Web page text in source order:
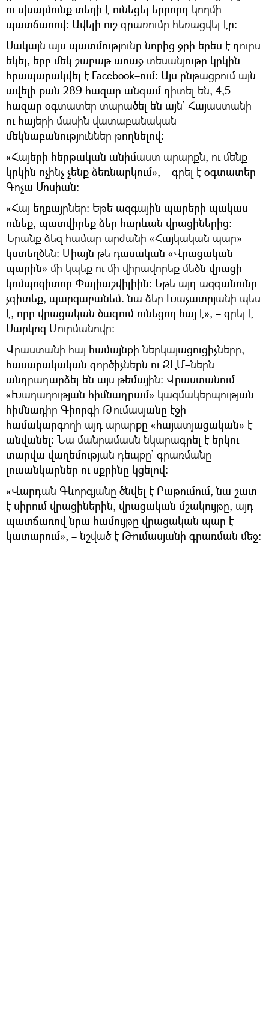
ու սխալմունք տեղի է ունեցել երրորդ կողմի
պատճառով։ Ավելի ուշ գրառումը հեռացվել էր։
Սակայն այս պատմությունը նորից ջրի երես է դուրս
եկել, երբ մեկ շաբաթ առաջ տեսանյութը կրկին
հրապարակվել է Facebook–ում։ Այս ընթացքում այն
ավելի քան 289 հազար անգամ դիտել են, 4,5
հազար օգտատեր տարածել են այն` Հայաստանի
ու հայերի մասին վատաբանական
մեկնաբանություններ թողնելով։
«Հայերի հերթական անիմաստ արարքն, ու մենք
կրկին ոչինչ չենք ձեռնարկում», – գրել է օգտատեր
Գոչա Մոսիան։
«Հայ եղբայրներ։ Եթե ազգային պարերի պակաս
ունեք, պատվիրեք ձեր հարևան վրացիներից։
Նրանք ձեզ համար արժանի «Հայկական պար»
կստեղծեն։ Միայն թե դասական «Վրացական
պարին» մի կպեք ու մի վիրավորեք մեծն վրացի
կոմպոզիտոր Փալիաշվիլիին։ Եթե այդ ազգանունը
չգիտեք, պարզաբանեմ. նա ձեր Խաչատրյանի պես
է, որը վրացական ծագում ունեցող հայ է», – գրել է
Մարկոզ Մուրմանովը։
Վրաստանի հայ համայնքի ներկայացուցիչները,
հասարակական գործիչներն ու ԶԼՄ–ներն
անդրադարձել են այս թեմային։ Վրաստանում
«Խաղաղության հիմնադրամ» կազմակերպության
հիմնադիր Գիորգի Թումասյանը էջի
համակարգողի այդ արարքը «հայատյացական» է
անվանել։ Նա մանրամասն նկարագրել է երկու
տարվա վաղեմության դեպքը` գրառմանը
լուսանկարներ ու սքրինը կցելով։
«Վարդան Գևորգյանը ծնվել է Բաթումում, նա շատ
է սիրում վրացիներին, վրացական մշակույթը, այդ
պատճառով նրա համույթը վրացական պար է
կատարում», – նշված է Թումասյանի գրառման մեջ։